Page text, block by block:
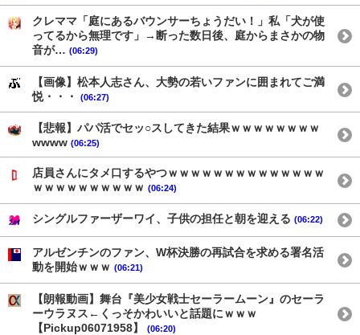
クレママ「庭にあるバウンサーちょうだい！」私「犬が使
ってるから無理です」→断った数日後、庭からまさかの物
音が… (06:29)
【画像】松本人志さん、大勢の若いファンに囲まれてご満
悦・・・
(06:27)
【悲報】パパ活でセッ○スしてきた結果ｗｗｗｗｗｗｗｗ
wwww (06:25)
店員さんにタメ口するやつｗｗｗｗｗｗｗｗｗｗｗｗｗｗ
ｗｗｗｗｗｗｗｗｗｗ (06:24)
シングルファーザーワイ、子供の担任と朝を迎える (06:22)
アルゼンチンのファン、W杯決勝の再試合を求める署名活
動を開始ｗｗｗ (06:21)
【朗報動画】舞台『美少女戦士セーラームーン』のセーラ
ーウラヌス←くっそかわいいと話題にｗｗｗ
【Pickup06071958】
(06:20)